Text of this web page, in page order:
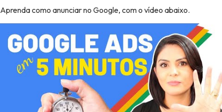
Aprenda como anunciar no Google, com o vídeo abaixo.